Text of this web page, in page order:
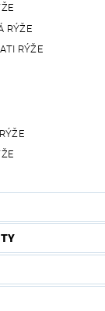
RÝŽE
RÝŽE